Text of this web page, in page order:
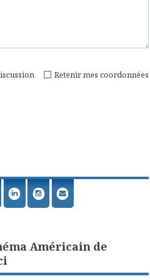
Retenir mes coordonnées
Américain de